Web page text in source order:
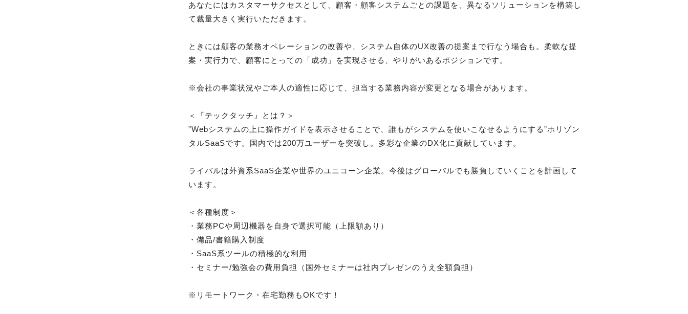
あなたにはカスタマーサクセスとして、顧客・顧客システムごとの課題を、異なるソリューションを構築し
て裁量大きく実行いただきます。
ときには顧客の業務オペレーションの改善や、システム自体のUX改善の提案まで行なう場合も。柔軟な提
案・実行力で、顧客にとっての「成功」を実現させる、やりがいあるポジションです。
※会社の事業状況やご本人の適性に応じて、担当する業務内容が変更となる場合があります。
＜『テックタッチ』とは？＞
”Webシステムの上に操作ガイドを表示させることで、誰もがシステムを使いこなせるようにする”ホリゾン
タルSaaSです。国内では200万ユーザーを突破し。多彩な企業のDX化に貢献しています。
ライバルは外資系SaaS企業や世界のユニコーン企業。今後はグローバルでも勝負していくことを計画して
います。
＜各種制度＞
・業務PCや周辺機器を自身で選択可能（上限額あり）
・備品/書籍購入制度
・SaaS系ツールの積極的な利用
・セミナー/勉強会の費用負担（国外セミナーは社内プレゼンのうえ全額負担）
※リモートワーク・在宅勤務もOKです！